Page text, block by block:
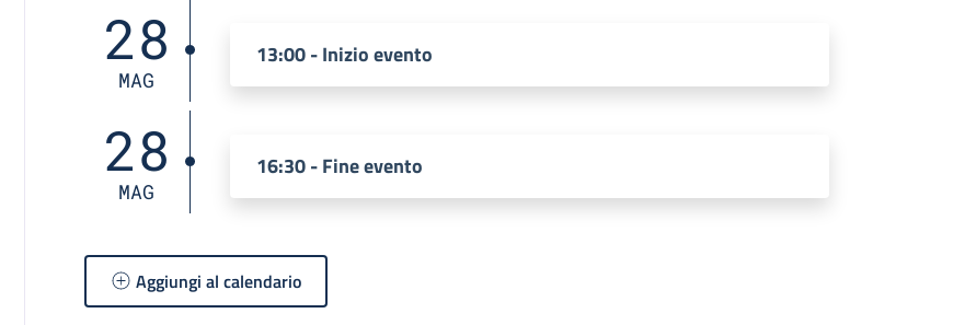
28
MAG
13:00 - Inizio evento
28
MAG
16:30 - Fine evento
Aggiungi al calendario